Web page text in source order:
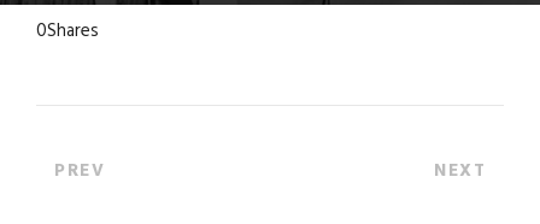
0Shares
PREV NEXT